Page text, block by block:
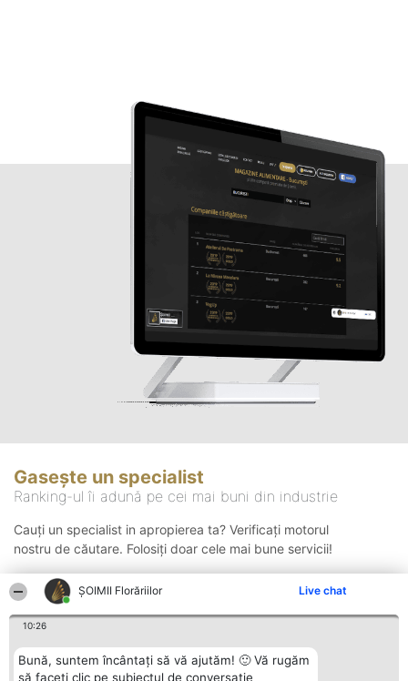
ȘOIMII Florăriilor Live chat
10:26
Bună, suntem încântați să vă ajutăm! 🙂 Vă rugăm
să faceți clic pe subiectul de conversație
Gasește un specialist
Ranking-ul îi adună pe cei mai buni din industrie
Cauți un specialist in apropierea ta? Verificați motorul
nostru de căutare. Folosiți doar cele mai bune servicii!